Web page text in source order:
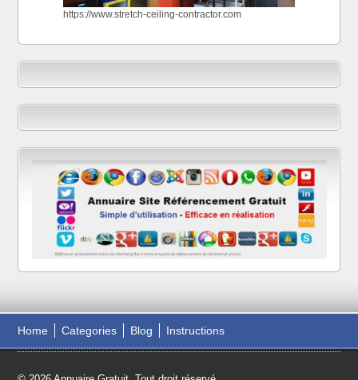
https://www.stretch-ceiling-contractor.com
Home Categories Blog Instructions